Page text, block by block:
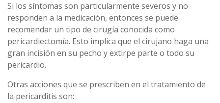
Si los síntomas son particularmente severos y no
responden a la medicación, entonces se puede
recomendar un tipo de cirugía conocida como
pericardiectomía. Esto implica que el cirujano haga una
gran incisión en su pecho y extirpe parte o todo su
pericardio.
Otras acciones que se prescriben en el tratamiento de
la pericarditis son: